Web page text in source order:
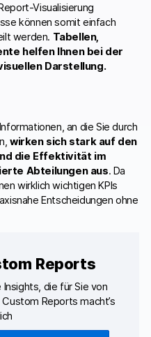
Visualisierung
können somit einfach
werden. Tabellen,
helfen Ihnen bei der
Darstellung.
an die Sie durch
wirken sich stark auf den
die Effektivität im
Abteilungen aus. Da
wirklich wichtigen KPIs
Entscheidungen ohne
Reports
Insights, die für Sie von
Reports macht’s